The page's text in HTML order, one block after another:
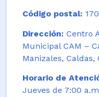
Código postal:
Dirección: Centro
Municipal CAM –
Manizales, Caldas,
Horario de
Jueves de 7:00